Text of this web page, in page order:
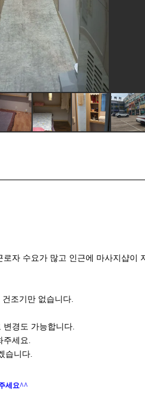
자 수요가 많고 인근에 마사지샵이
조기만 없습니다.
변경도 가능합니다.
주세요.
습니다.
세요^^